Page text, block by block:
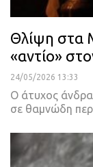
Θλίψη στα
«αντίο»
24/05/2026 13:33
Ο άτυχος
σε θαμνώδη